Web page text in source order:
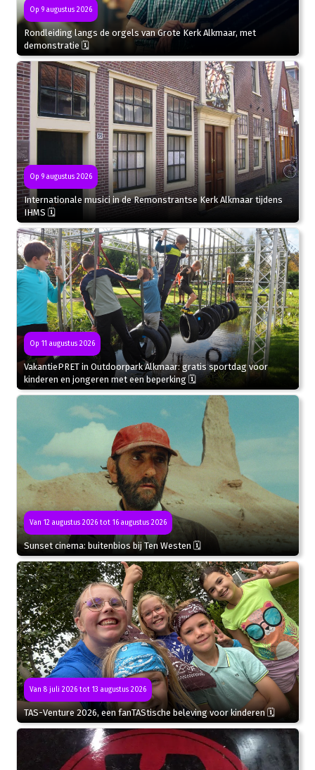
Op 9 augustus 2026
Rondleiding langs de orgels van Grote Kerk Alkmaar, met
demonstratie 🗓
Op 9 augustus 2026
Internationale musici in de Remonstrantse Kerk Alkmaar tijdens
IHMS 🗓
Op 11 augustus 2026
VakantiePRET in Outdoorpark Alkmaar: gratis sportdag voor
kinderen en jongeren met een beperking 🗓
Van 12 augustus 2026 tot 16 augustus 2026
Sunset cinema: buitenbios bij Ten Westen 🗓
Van 8 juli 2026 tot 13 augustus 2026
TAS-Venture 2026, een fanTAStische beleving voor kinderen 🗓